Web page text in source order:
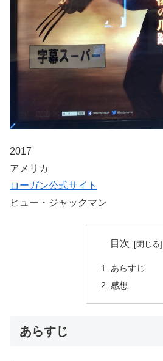
2017
アメリカ
ローガン公式サイト
ヒュー・ジャックマン
目次
あらすじ
感想
あらすじ